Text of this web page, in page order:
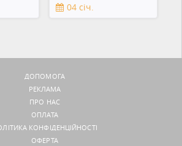
04 січ.
ДОПОМОГА
РЕКЛАМА
ПРО НАС
ОПЛАТА
КОНФІДЕНЦІЙНОСТІ
ОФЕРТА